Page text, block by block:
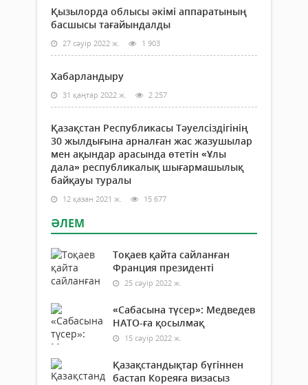
Қызылорда облысы әкімі аппаратының
басшысы тағайындалды
27 сәуір 2022 ж. 1 903
Хабарландыру
31 қаңтар 2022 ж. 2 257
Қазақстан Республикасы Тәуелсіздігінің
30 жылдығына арналған жас жазушылар
мен ақындар арасында өтетін «Ұлы
дала» республикалық шығармашылық
байқауы туралы
12 қазан 2021 ж. 15 677
ӘЛЕМ
Тоқаев қайта сайланған
Франция президенті
25 сәуір 2022 ж.
«Сабасына түсер»: Медведев
НАТО-ға қосылмақ
15 сәуір 2022 ж.
Қазақстандықтар бүгіннен
бастап Кореяға визасыз